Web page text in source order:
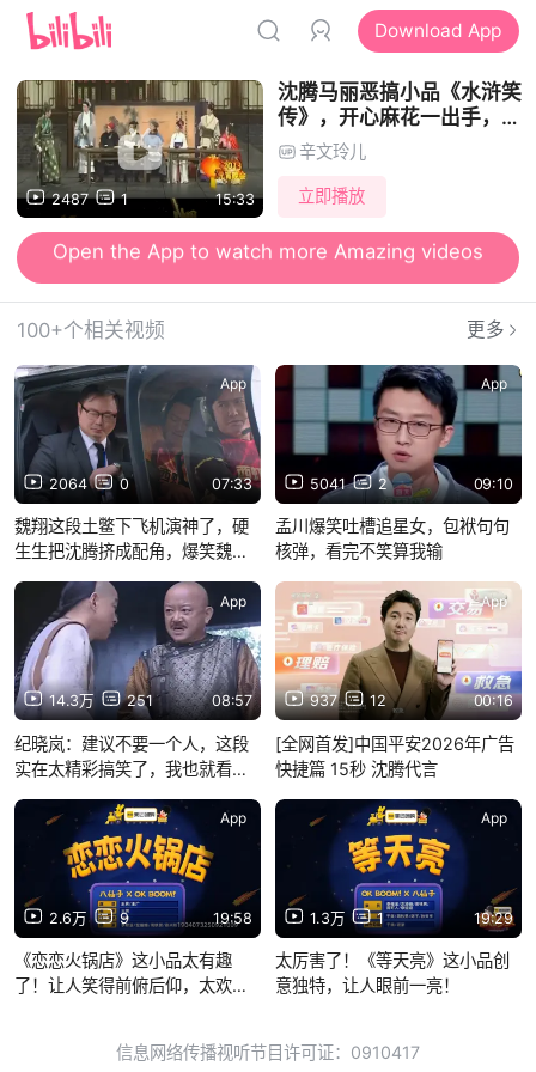
Download App
2487 1 15:33
沈腾马丽恶搞小品《水浒笑
传》，开心麻花一出手，高
能爆笑全场
辛文玲儿
立即播放
Open the App to watch more Amazing videos
Open the App to send Danmu and watch videos together
100+个相关视频 更多
2064 0 07:33
App
魏翔这段土鳖下飞机演神了，硬
生生把沈腾挤成配角，爆笑魏翔
5041 2 09:10
App
孟川爆笑吐槽追星女，包袱句句
核弹，看完不笑算我输
14.3万 251 08:57
App
纪晓岚：建议不要一个人，这段
实在太精彩搞笑了，我也就看了
937 12 00:16
App
[全网首发]中国平安2026年广告
快捷篇 15秒 沈腾代言
2.6万 9 19:58
App
《恋恋火锅店》这小品太有趣
了！让人笑得前俯后仰，太欢乐
1.3万 1 19:29
App
太厉害了！《等天亮》这小品创
意独特，让人眼前一亮！
信息网络传播视听节目许可证：0910417